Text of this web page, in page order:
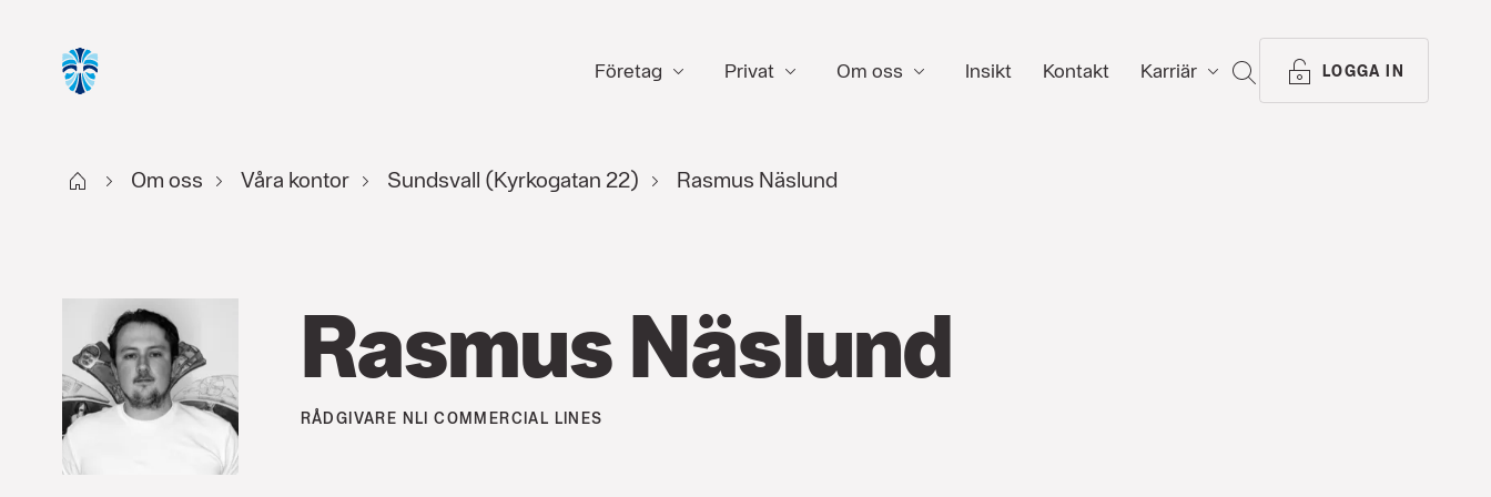
Företag Privat Om oss Insikt Kontakt Karriär SÖK LOGGA IN
Start Om oss Våra kontor Sundsvall (Kyrkogatan 22) Rasmus Näslund
Rasmus Näslund
RÅDGIVARE NLI COMMERCIAL LINES